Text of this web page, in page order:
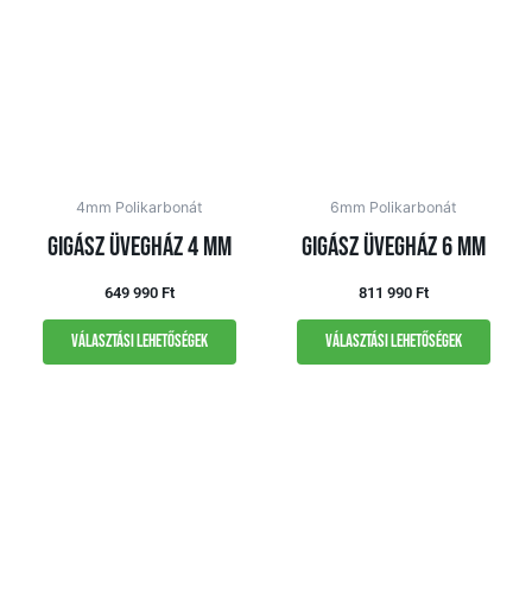
4mm Polikarbonát
Gigász üvegház 4 mm
649 990 Ft
Választási lehetőségek
6mm Polikarbonát
Gigász üvegház 6 mm
811 990 Ft
Választási lehetőségek